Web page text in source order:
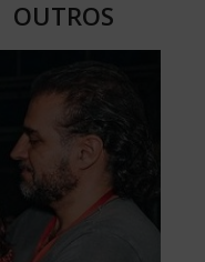
OUTROS